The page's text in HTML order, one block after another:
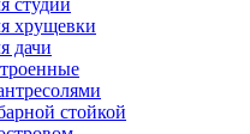
студии
хрущевки
дачи
стойкой